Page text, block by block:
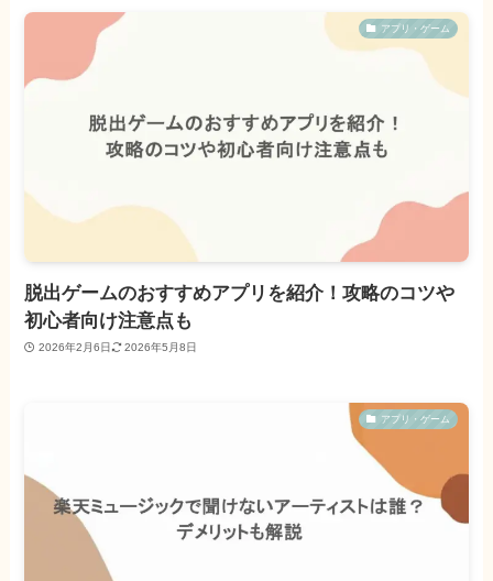
アプリ・ゲーム
脱出ゲームのおすすめアプリを紹介！攻略のコツや
初心者向け注意点も
2026年2月6日 2026年5月8日
アプリ・ゲーム